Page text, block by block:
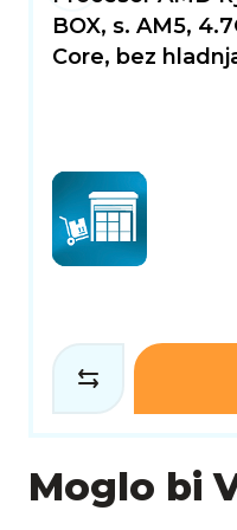
ZAKLJUČAK
ASUS Prime
s ASUS-ovim
BOX, s. AM5,
Core, bez
Moglo bi